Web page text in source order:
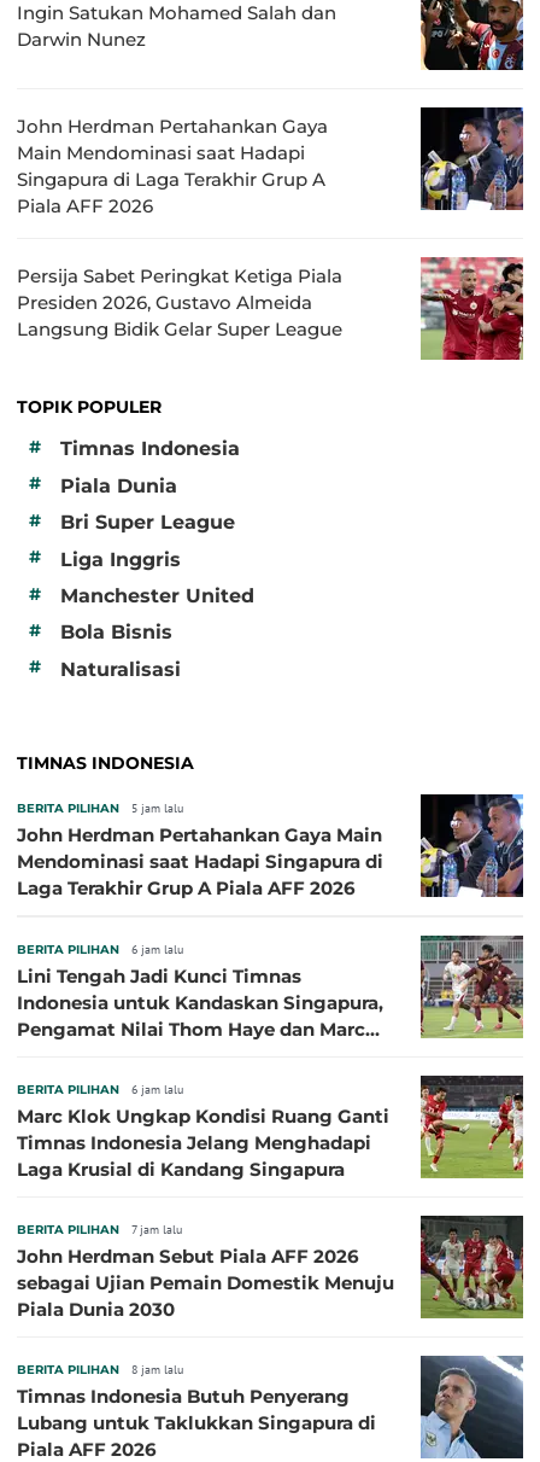
Ingin Satukan Mohamed Salah dan
Darwin Nunez
John Herdman Pertahankan Gaya
Main Mendominasi saat Hadapi
Singapura di Laga Terakhir Grup A
Piala AFF 2026
Persija Sabet Peringkat Ketiga Piala
Presiden 2026, Gustavo Almeida
Langsung Bidik Gelar Super League
TOPIK POPULER
#
Timnas Indonesia
# Piala Dunia
# Bri Super League
# Liga Inggris
# Manchester United
# Bola Bisnis
# Naturalisasi
TIMNAS INDONESIA
BERITA PILIHAN 5 jam lalu
John Herdman Pertahankan Gaya Main
Mendominasi saat Hadapi Singapura di
Laga Terakhir Grup A Piala AFF 2026
BERITA PILIHAN 6 jam lalu
Lini Tengah Jadi Kunci Timnas
Indonesia untuk Kandaskan Singapura,
Pengamat Nilai Thom Haye dan Marc
BERITA PILIHAN 6 jam lalu
Marc Klok Ungkap Kondisi Ruang Ganti
Timnas Indonesia Jelang Menghadapi
Laga Krusial di Kandang Singapura
BERITA PILIHAN 7 jam lalu
John Herdman Sebut Piala AFF 2026
sebagai Ujian Pemain Domestik Menuju
Piala Dunia 2030
BERITA PILIHAN 8 jam lalu
Timnas Indonesia Butuh Penyerang
Lubang untuk Taklukkan Singapura di
Piala AFF 2026